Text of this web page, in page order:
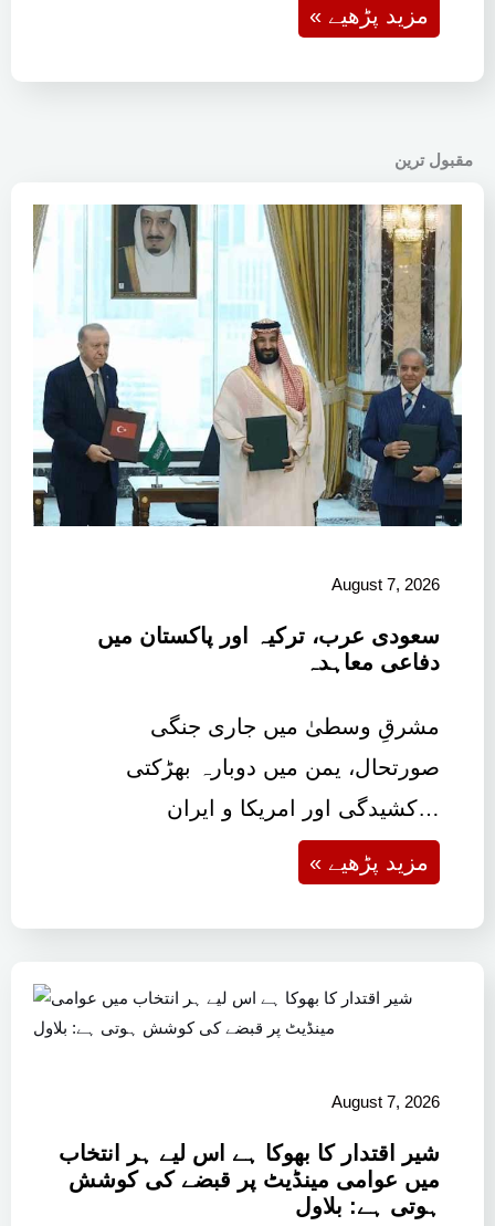
« مزید پڑھیے
مقبول ترین
August 7, 2026
سعودی عرب، ترکیہ اور پاکستان میں
دفاعی معاہدہ
مشرقِ وسطیٰ میں جاری جنگی
صورتحال، یمن میں دوبارہ بھڑکتی
کشیدگی اور امریکا و ایران…
« مزید پڑھیے
August 7, 2026
شیر اقتدار کا بھوکا ہے اس لیے ہر انتخاب
میں عوامی مینڈیٹ پر قبضے کی کوشش
ہوتی ہے: بلاول